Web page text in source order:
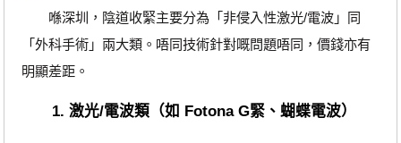
喺深圳，陰道收緊主要分為「非侵入性激光/電波」同
「外科手術」兩大類。唔同技術針對嘅問題唔同，價錢亦有
明顯差距。
1. 激光/電波類（如 Fotona G緊、蝴蝶電波）